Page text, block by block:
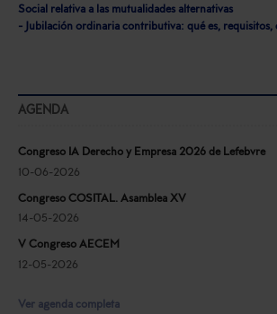
Social relativa a las mutualidades alternativas
- Jubilación ordinaria contributiva: qué es, requisitos,
AGENDA
Congreso IA Derecho y Empresa 2026 de Lefebvre
10-06-2026
Congreso COSITAL. Asamblea XV
14-05-2026
V Congreso AECEM
12-05-2026
Ver agenda completa